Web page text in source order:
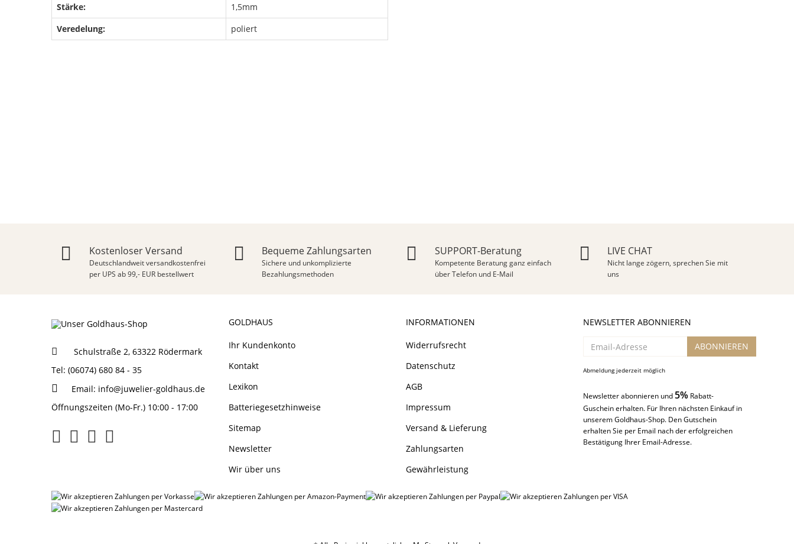
Stärke:
1,5mm
Veredelung:
poliert
Kostenloser Versand
Deutschlandweit versandkostenfrei
per UPS ab 99,- EUR bestellwert
Bequeme Zahlungsarten
Sichere und unkomplizierte
Bezahlungsmethoden
SUPPORT-Beratung
Kompetente Beratung ganz einfach
über Telefon und E-Mail
LIVE CHAT
Nicht lange zögern, sprechen Sie mit
uns
Schulstraße 2, 63322 Rödermark
Tel: (06074) 680 84 - 35
Email: info@juwelier-goldhaus.de
Öffnungszeiten (Mo-Fr.) 10:00 - 17:00
GOLDHAUS
Ihr Kundenkonto
Kontakt
Lexikon
Batteriegesetzhinweise
Sitemap
Newsletter
Wir über uns
INFORMATIONEN
Widerrufsrecht
Datenschutz
AGB
Impressum
Versand & Lieferung
Zahlungsarten
Gewährleistung
NEWSLETTER ABONNIEREN
Adresse
ABONNIEREN
Abmeldung jederzeit möglich
Newsletter abonnieren und 5% Rabatt-
Guschein erhalten. Für Ihren nächsten Einkauf in
unserem Goldhaus-Shop. Den Gutschein
erhalten Sie per Email nach der erfolgreichen
Bestätigung Ihrer Email-Adresse.